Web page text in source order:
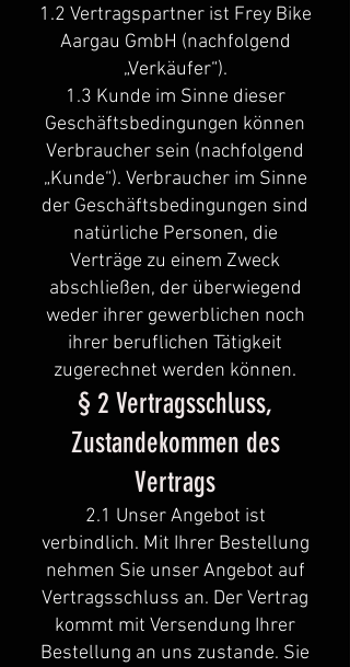
1.2 Vertragspartner ist Frey Bike
Aargau GmbH (nachfolgend
„Verkäufer“).
1.3 Kunde im Sinne dieser
Geschäftsbedingungen können
Verbraucher sein (nachfolgend
„Kunde“). Verbraucher im Sinne
der Geschäftsbedingungen sind
natürliche Personen, die
Verträge zu einem Zweck
abschließen, der überwiegend
weder ihrer gewerblichen noch
ihrer beruflichen Tätigkeit
zugerechnet werden können.
§ 2 Vertragsschluss,
Zustandekommen des
Vertrags
2.1 Unser Angebot ist
verbindlich. Mit Ihrer Bestellung
nehmen Sie unser Angebot auf
Vertragsschluss an. Der Vertrag
kommt mit Versendung Ihrer
Bestellung an uns zustande. Sie